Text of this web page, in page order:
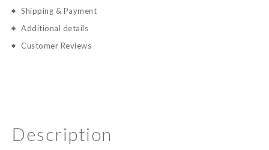
Shipping & Payment
Additional details
Customer Reviews
Description